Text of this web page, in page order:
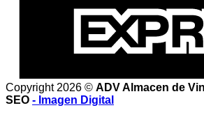
Copyright 2026 © ADV Almacen de
SEO - Imagen Digital